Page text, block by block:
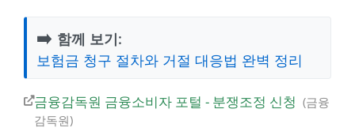
➡️ 함께 보기:
보험금 청구 절차와 거절 대응법 완벽 정리
금융감독원 금융소비자 포털 - 분쟁조정 신청
금융
감독원